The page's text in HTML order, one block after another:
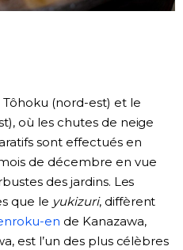
(nord-est) et le
où les chutes de neige
sont effectués en
de décembre en vue
des jardins. Les
que le yukizuri, diffèrent
en de Kanazawa,
est l’un des plus célèbres